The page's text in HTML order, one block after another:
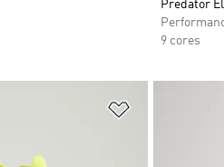
Predator
9 cores